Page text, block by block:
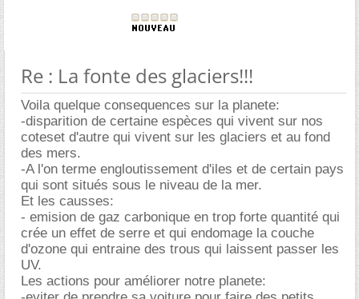
Re : La fonte des glaciers!!!
Voila quelque consequences sur la planete:
-disparition de certaine espèces qui vivent sur nos
coteset d'autre qui vivent sur les glaciers et au fond
des mers.
-A l'on terme engloutissement d'iles et de certain pays
qui sont situés sous le niveau de la mer.
Et les causses:
- emision de gaz carbonique en trop forte quantité qui
crée un effet de serre et qui endomage la couche
d'ozone qui entraine des trous qui laissent passer les
UV.
Les actions pour améliorer notre planete: